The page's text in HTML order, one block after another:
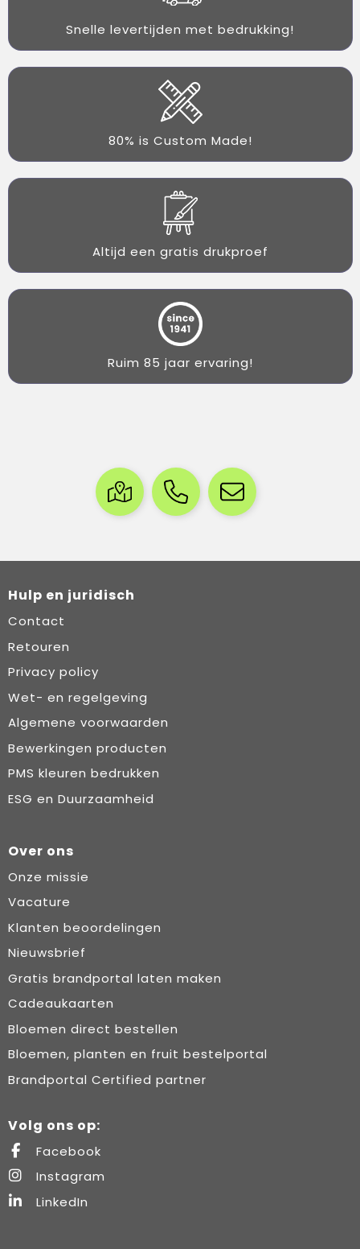
Snelle levertijden met bedrukking!
80% is Custom Made!
Altijd een gratis drukproef
Ruim 85 jaar ervaring!
Hulp en juridisch
Contact
Retouren
Privacy policy
Wet- en regelgeving
Algemene voorwaarden
Bewerkingen producten
PMS kleuren bedrukken
ESG en Duurzaamheid
Over ons
Onze missie
Vacature
Klanten beoordelingen
Nieuwsbrief
Gratis brandportal laten maken
Cadeaukaarten
Bloemen direct bestellen
Bloemen, planten en fruit bestelportal
Brandportal Certified partner
Volg ons op:
Facebook
Instagram
LinkedIn